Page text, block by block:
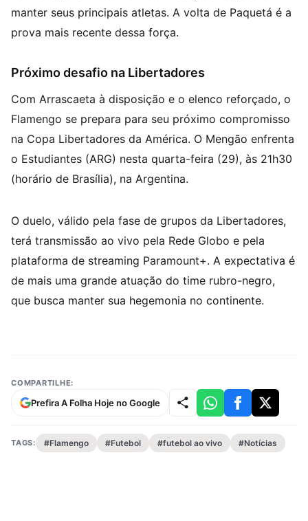
manter seus principais atletas. A volta de Paquetá é a
prova mais recente dessa força.
Próximo desafio na Libertadores
Com Arrascaeta à disposição e o elenco reforçado, o
Flamengo se prepara para seu próximo compromisso
na Copa Libertadores da América. O Mengão enfrenta
o Estudiantes (ARG) nesta quarta-feira (29), às 21h30
(horário de Brasília), na Argentina.
O duelo, válido pela fase de grupos da Libertadores,
terá transmissão ao vivo pela Rede Globo e pela
plataforma de streaming Paramount+. A expectativa é
de mais uma grande atuação do time rubro-negro,
que busca manter sua hegemonia no continente.
COMPARTILHE:
Prefira A Folha Hoje no Google
TAGS: #Flamengo #Futebol #futebol ao vivo #Notícias